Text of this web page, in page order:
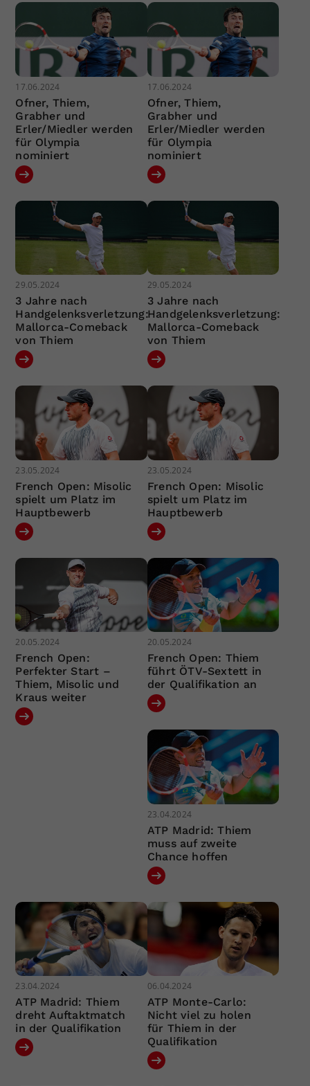
17.06.2024
Ofner, Thiem,
Grabher und
Erler/Miedler werden
für Olympia
nominiert
17.06.2024
Ofner, Thiem,
Grabher und
Erler/Miedler werden
für Olympia
nominiert
29.05.2024
3 Jahre nach
Handgelenksverletzung:
Mallorca-Comeback
von Thiem
29.05.2024
3 Jahre nach
Handgelenksverletzung:
Mallorca-Comeback
von Thiem
23.05.2024
French Open: Misolic
spielt um Platz im
Hauptbewerb
23.05.2024
French Open: Misolic
spielt um Platz im
Hauptbewerb
20.05.2024
French Open:
Perfekter Start –
Thiem, Misolic und
Kraus weiter
20.05.2024
French Open: Thiem
führt ÖTV-Sextett in
der Qualifikation an
23.04.2024
ATP Madrid: Thiem
muss auf zweite
Chance hoffen
23.04.2024
ATP Madrid: Thiem
dreht Auftaktmatch
in der Qualifikation
06.04.2024
ATP Monte-Carlo:
Nicht viel zu holen
für Thiem in der
Qualifikation